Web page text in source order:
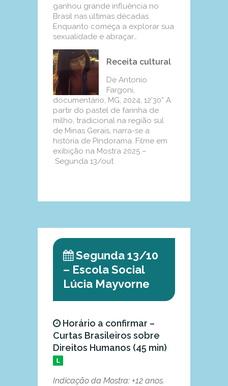
ganhou grande influência no
Brasil nas últimas décadas.
Enquanto começa a explorar sua
sexualidade e abraçar…
Receita cultural
De Antonio
Fargoni,
documentário, MG, 2024, 12’30” A
partir do pastel de farinha de
milho, tradicional na região sul
de Minas Gerais, narra-se a
história de Pindorama. Filme em
exibição na Mostra 2025 –
Segunda 13/out
Segunda 13/10
– Escola Social
Lúcia Mayvorne
Horário a confirmar –
Curtas Brasileiros sobre
Direitos Humanos (45 min)
Indicação da Mostra: +12 anos.